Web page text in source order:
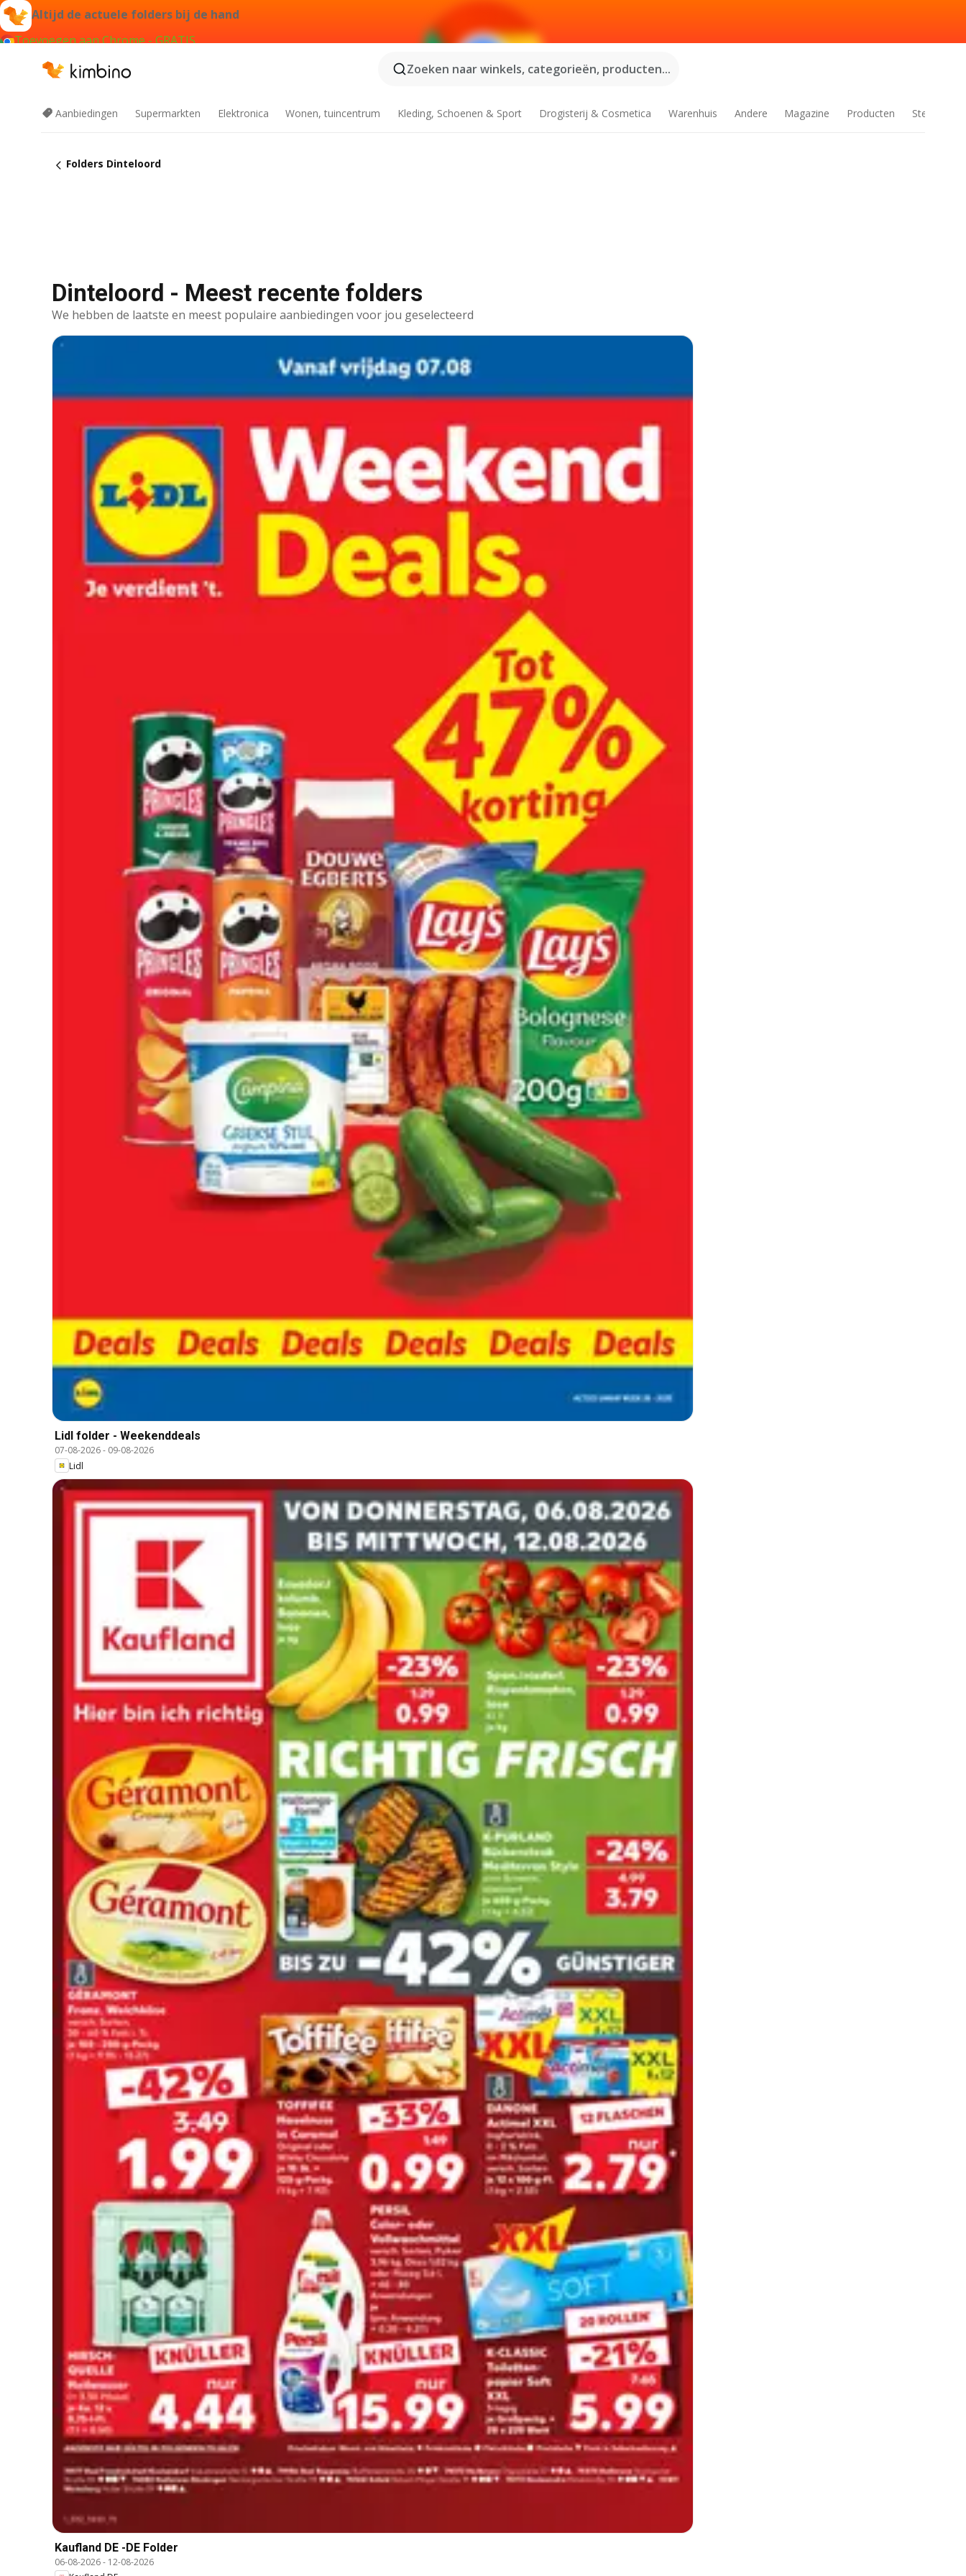
Altijd de actuele folders bij de hand
Toevoegen aan Chrome - GRATIS
Zoeken naar winkels, categorieën, producten...
Aanbiedingen Supermarkten Elektronica Wonen, tuincentrum Kleding, Schoenen & Sport Drogisterij & Cosmetica Warenhuis Andere Magazine Producten Steden
Folders Dinteloord
Dinteloord - Meest recente folders
We hebben de laatste en meest populaire aanbiedingen voor jou geselecteerd
Lidl folder - Weekenddeals
07-08-2026- 09-08-2026
Lidl
Kaufland DE -DE Folder
06-08-2026- 12-08-2026